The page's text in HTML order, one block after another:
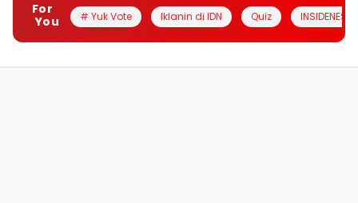
For
You
# Yuk Vote Iklanin di IDN Quiz INSIDENESIA